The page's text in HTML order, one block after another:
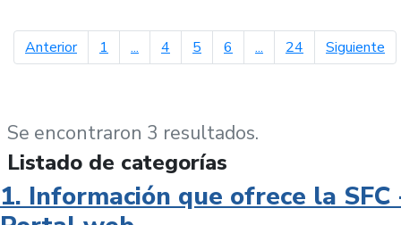
Anteriorpágina anterior
1 ... 4 5 6 ... 24 Siguiente
Se encontraron 3 resultados.
Listado de categorías
1. Información que ofrece la SFC